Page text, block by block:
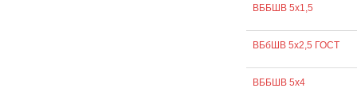
ВББШВ 5х1,5
ВБбШВ 5х2,5 ГОСТ
ВББШВ 5х4